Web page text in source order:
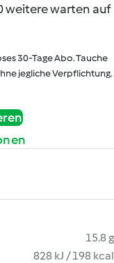
weitere warten auf
30-Tage Abo. Tauche
jegliche Verpflichtung.
15.8 g
828 kJ / 198 kcal